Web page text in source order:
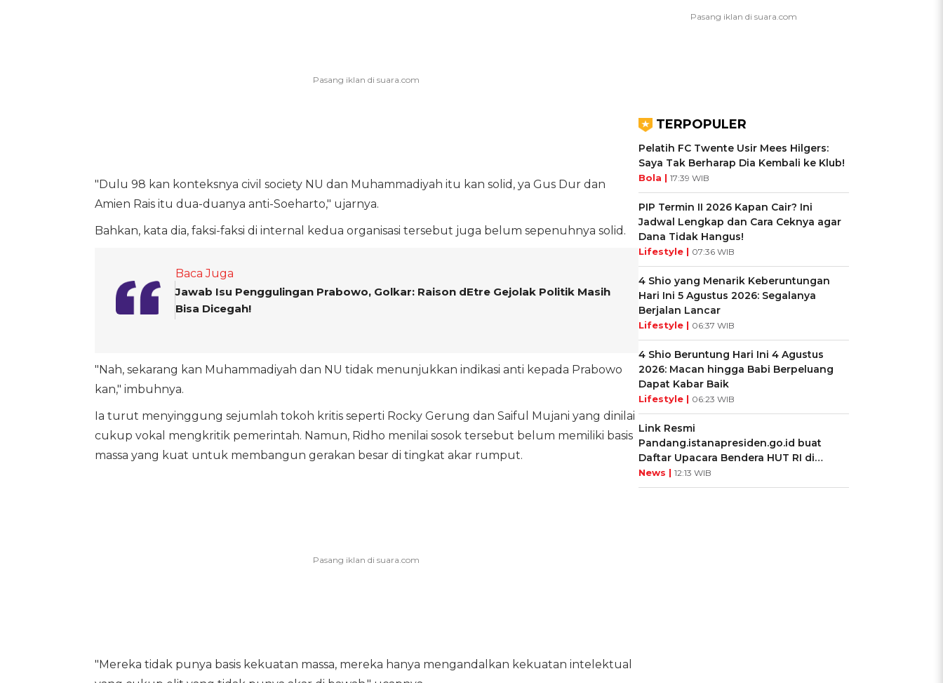
"Dulu 98 kan konteksnya civil society NU dan Muhammadiyah itu kan solid, ya Gus Dur dan
Amien Rais itu dua-duanya anti-Soeharto," ujarnya.
Bahkan, kata dia, faksi-faksi di internal kedua organisasi tersebut juga belum sepenuhnya solid.
Baca Juga
Jawab Isu Penggulingan Prabowo, Golkar: Raison dEtre Gejolak Politik Masih
Bisa Dicegah!
"Nah, sekarang kan Muhammadiyah dan NU tidak menunjukkan indikasi anti kepada Prabowo
kan," imbuhnya.
Ia turut menyinggung sejumlah tokoh kritis seperti Rocky Gerung dan Saiful Mujani yang dinilai
cukup vokal mengkritik pemerintah. Namun, Ridho menilai sosok tersebut belum memiliki basis
massa yang kuat untuk membangun gerakan besar di tingkat akar rumput.
"Mereka tidak punya basis kekuatan massa, mereka hanya mengandalkan kekuatan intelektual
TERPOPULER
Pelatih FC Twente Usir Mees Hilgers:
Saya Tak Berharap Dia Kembali ke Klub!
Bola | 17:39 WIB
PIP Termin II 2026 Kapan Cair? Ini
Jadwal Lengkap dan Cara Ceknya agar
Dana Tidak Hangus!
Lifestyle | 07:36 WIB
4 Shio yang Menarik Keberuntungan
Hari Ini 5 Agustus 2026: Segalanya
Berjalan Lancar
Lifestyle | 06:37 WIB
4 Shio Beruntung Hari Ini 4 Agustus
2026: Macan hingga Babi Berpeluang
Dapat Kabar Baik
Lifestyle | 06:23 WIB
Link Resmi
Pandang.istanapresiden.go.id buat
Daftar Upacara Bendera HUT RI di
Istana Negara
News | 12:13 WIB